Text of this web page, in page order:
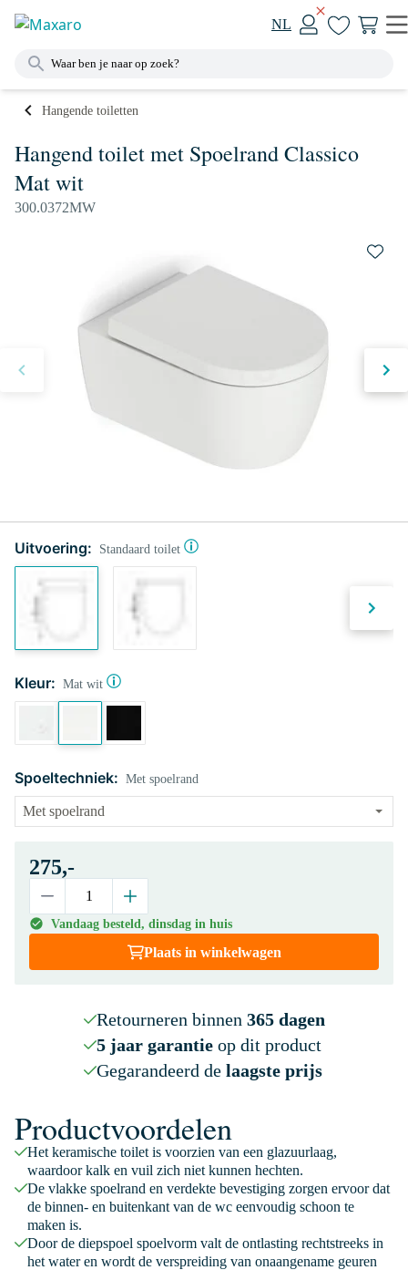
NL
Hangende toiletten
Hangend toilet met Spoelrand Classico
Mat wit
300.0372MW
Uitvoering: Standaard toilet
Kleur: Mat wit
Spoeltechniek: Met spoelrand
275,-
Vandaag besteld, dinsdag in huis
Plaats in winkelwagen
Retourneren binnen 365 dagen
5 jaar garantieop dit product
Gegarandeerd de laagste prijs
Productvoordelen
Het keramische toilet is voorzien van een glazuurlaag,
waardoor kalk en vuil zich niet kunnen hechten.
De vlakke spoelrand en verdekte bevestiging zorgen ervoor dat
de binnen- en buitenkant van de wc eenvoudig schoon te
maken is.
Door de diepspoel spoelvorm valt de ontlasting rechtstreeks in
het water en wordt de verspreiding van onaangename geuren